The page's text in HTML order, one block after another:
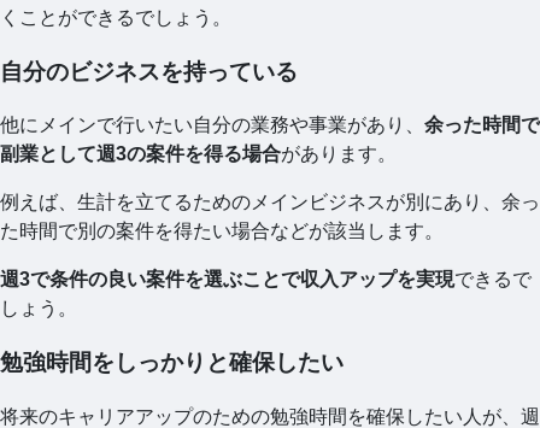
くことができるでしょう。
自分のビジネスを持っている
他にメインで行いたい自分の業務や事業があり、 余った時間で
副業として週3の案件を得る場合があります。
例えば、生計を立てるためのメインビジネスが別にあり、余っ
た時間で別の案件を得たい場合などが該当します。
週3で条件の良い案件を選ぶことで収入アップを実現できるで
しょう。
勉強時間をしっかりと確保したい
将来のキャリアアップのための勉強時間を確保したい人が、週